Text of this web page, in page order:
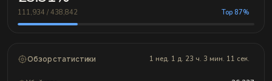
111,934 / 438,842 Top 87%
Обзор статистики 1 нед. 1 д. 23 ч. 3 мин. 11 сек.